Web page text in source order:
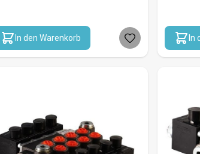
In den Warenkorb In